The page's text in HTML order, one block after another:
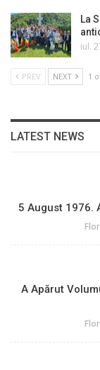
La
iul.
PREV NEXT 1
LATEST NEWS
5 August 1976.
A Apărut